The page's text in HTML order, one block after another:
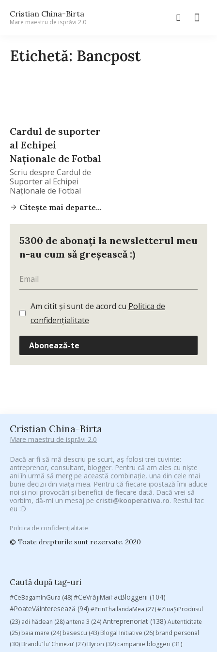
Cristian China-Birta
Mare maestru de isprăvi 2.0
Etichetă: Bancpost
Cardul de suporter
al Echipei
Naționale de Fotbal
Scriu despre Cardul de
Suporter al Echipei
Naționale de Fotbal
Citește mai departe...
5300 de abonați la newsletterul meu
n-au cum să greșească :)
Am citit și sunt de acord cu Politica de
confidențialitate
Abonează-te
Cristian China-Birta
Mare maestru de isprăvi 2.0
Dacă ar fi să mă descriu pe scurt, aș folosi trei cuvinte:
antreprenor, consultant, blogger. Pentru că am ales cu niște
ani în urmă să merg pe această combinație, una din cele mai
bune decizii din viața mea. Pentru că fiecare ipostază îmi aduce
noi și noi provocări și beneficii de fiecare dată. Dacă vrei să
vorbim, dă-mi un mesaj pe cristi@kooperativa.ro. Restul fac
eu :D
Politica de confidențialitate
© Toate drepturile sunt rezervate. 2020
Caută după tag-uri
#CeBagamInGura (48)#CeVrăjiMaiFacBloggerii (104)
#PoateVăInteresează (94) #PrinThailandaMea (27)#ZiuaȘiProdusul
(23) adi hădean (28) antena 3 (24)Antreprenoriat (138) Autenticitate
(25) baia mare (24) basescu (43) Blogal Initiative (26) brand personal
(30) Brandu’ lu’ Chinezu’ (27) Byron (32) campanie bloggeri (31)